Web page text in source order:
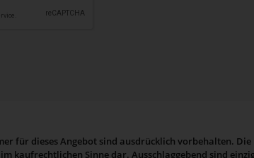
für dieses Angebot sind ausdrücklich vorbehalten.
kaufrechtlichen Sinne dar. Ausschlaggebend sind